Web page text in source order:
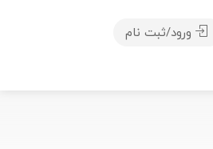
ورود/ثبت نام